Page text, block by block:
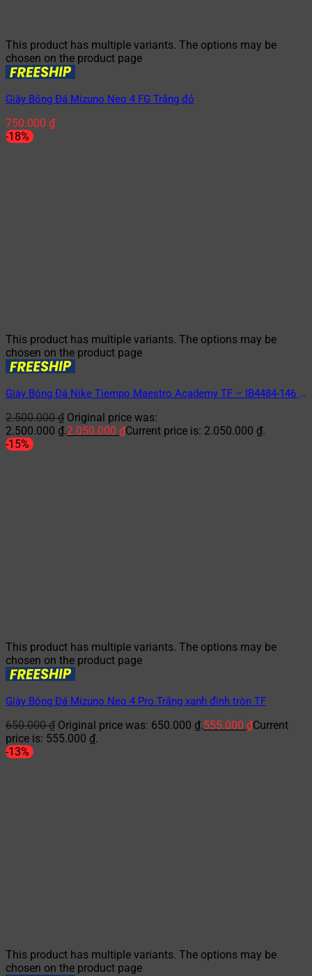
This product has multiple variants. The options may be
chosen on the product page
Giày Bóng Đá Mizuno Neo 4 FG Trắng đỏ
750.000 ₫
-18%
This product has multiple variants. The options may be
chosen on the product page
Giày Bóng Đá Nike Tiempo Maestro Academy TF – IB4484-146 –
2.500.000₫ Original price was:
2.500.000 ₫.2.050.000 ₫Current price is: 2.050.000 ₫.
-15%
This product has multiple variants. The options may be
chosen on the product page
Giày Bóng Đá Mizuno Neo 4 Pro Trắng xanh đinh tròn TF
650.000₫ Original price was: 650.000 ₫.555.000 ₫Current
price is: 555.000 ₫.
-13%
This product has multiple variants. The options may be
chosen on the product page